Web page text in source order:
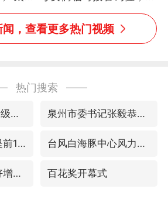
长大的
考级
来
玩具鱼竿钓上大鱼
，查看更多热门视频
热门搜索
U17国足三连胜晋级明日之星半决赛 泉州市委书记张毅恭被查
东航：国内客票提前14天免费退改 台风白海豚中心风力增强
我国外贸延续良好增长态势 百花奖开幕式